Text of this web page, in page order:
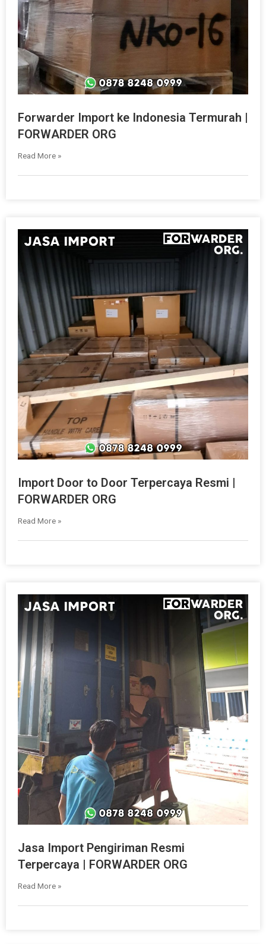
Forwarder Import ke Indonesia Termurah |
FORWARDER ORG
Read More »
Import Door to Door Terpercaya Resmi |
FORWARDER ORG
Read More »
Jasa Import Pengiriman Resmi
Terpercaya | FORWARDER ORG
Read More »